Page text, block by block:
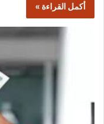
أكمل القراءة »